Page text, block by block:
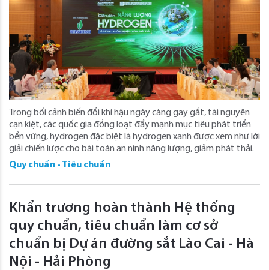
Trong bối cảnh biến đổi khí hậu ngày càng gay gắt, tài nguyên
cạn kiệt, các quốc gia đồng loạt đẩy mạnh mục tiêu phát triển
bền vững, hydrogen đặc biệt là hydrogen xanh được xem như lời
giải chiến lược cho bài toán an ninh năng lượng, giảm phát thải.
Quy chuẩn - Tiêu chuẩn
Khẩn trương hoàn thành Hệ thống
quy chuẩn, tiêu chuẩn làm cơ sở
chuẩn bị Dự án đường sắt Lào Cai - Hà
Nội - Hải Phòng